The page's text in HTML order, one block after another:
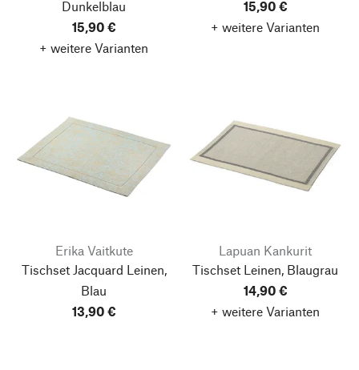
Dunkelblau
15,90 €
+ weitere Varianten
15,90 €
+ weitere Varianten
Erika Vaitkute
Tischset Jacquard Leinen,
Blau
13,90 €
Lapuan Kankurit
Tischset Leinen, Blaugrau
14,90 €
+ weitere Varianten